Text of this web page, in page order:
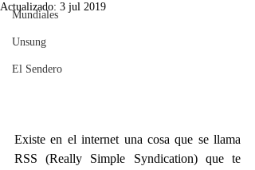
Mundiales
Unsung
El Sendero
Actualizado: 3 jul 2019
Existe en el internet una cosa que se llama
RSS (Really Simple Syndication) que te